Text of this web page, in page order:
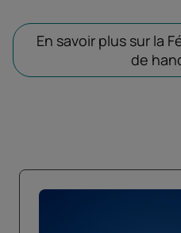
En savoir plus sur la
de